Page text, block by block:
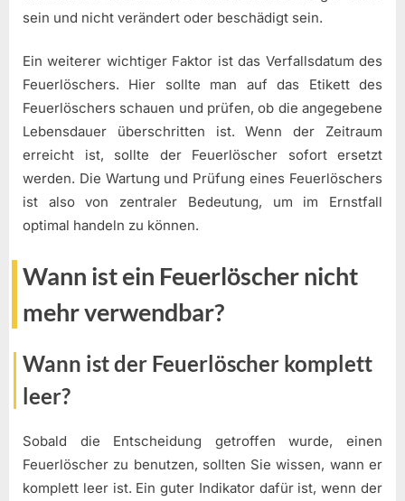
sein und nicht verändert oder beschädigt sein.
Ein weiterer wichtiger Faktor ist das Verfallsdatum des
Feuerlöschers. Hier sollte man auf das Etikett des
Feuerlöschers schauen und prüfen, ob die angegebene
Lebensdauer überschritten ist. Wenn der Zeitraum
erreicht ist, sollte der Feuerlöscher sofort ersetzt
werden. Die Wartung und Prüfung eines Feuerlöschers
ist also von zentraler Bedeutung, um im Ernstfall
optimal handeln zu können.
Wann ist ein Feuerlöscher nicht
mehr verwendbar?
Wann ist der Feuerlöscher komplett
leer?
Sobald die Entscheidung getroffen wurde, einen
Feuerlöscher zu benutzen, sollten Sie wissen, wann er
komplett leer ist. Ein guter Indikator dafür ist, wenn der